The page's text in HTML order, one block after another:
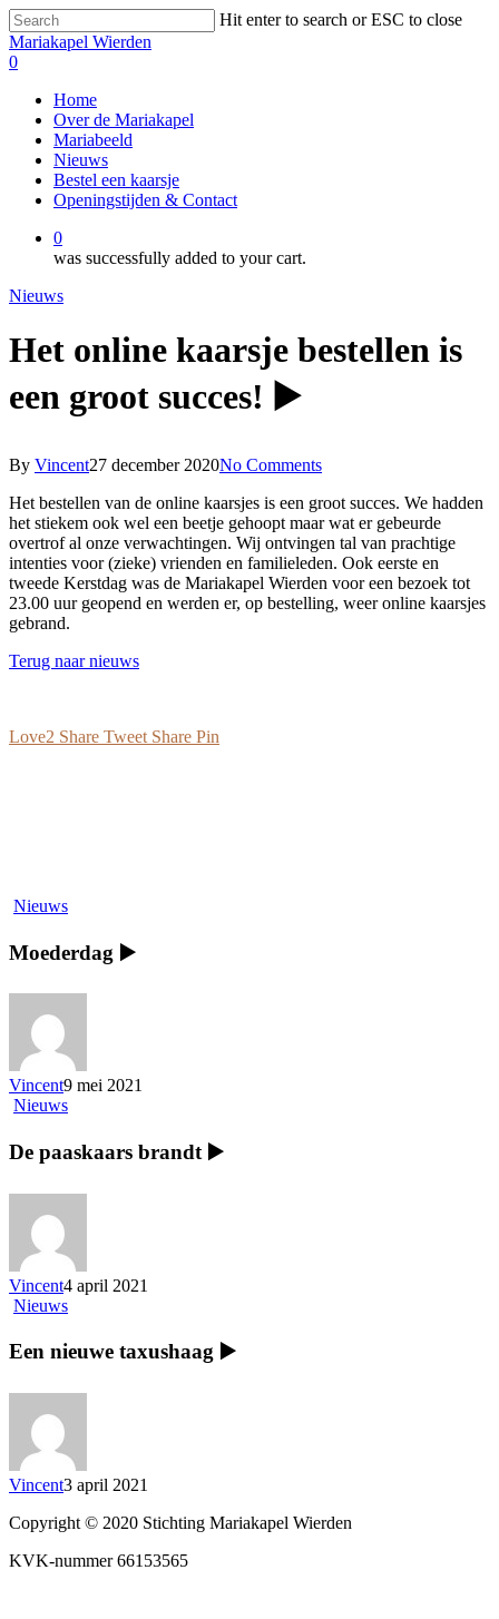
Skip
to
main
Hit enter to search or ESC to close
Close
Search
Mariakapel Wierden
0
Home
Over de Mariakapel
Mariabeeld
Nieuws
Bestel een kaarsje
Openingstijden & Contact
0
was successfully added to your cart.
Nieuws
Het online kaarsje bestellen is
een groot succes! ▶️
By Vincent27 december 2020No Comments
Het bestellen van de online kaarsjes is een groot succes. We hadden
het stiekem ook wel een beetje gehoopt maar wat er gebeurde
overtrof al onze verwachtingen. Wij ontvingen tal van prachtige
intenties voor (zieke) vrienden en familieleden. Ook eerste en
tweede Kerstdag was de Mariakapel Wierden voor een bezoek tot
23.00 uur geopend en werden er, op bestelling, weer online kaarsjes
gebrand.
Terug naar nieuws
Love2 Share Tweet Share Pin
Nieuws
Moederdag ▶️
Vincent9 mei 2021
Nieuws
De paaskaars brandt ▶️
Vincent4 april 2021
Nieuws
Een nieuwe taxushaag ▶️
Vincent3 april 2021
Copyright © 2020 Stichting Mariakapel Wierden
KVK-nummer 66153565